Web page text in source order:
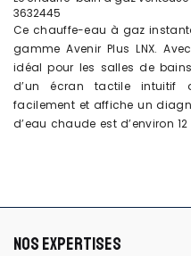
3632445
Ce chauffe-eau à gaz
gamme Avenir Plus LNX.
idéal pour les salles de
d’un écran tactile intuitif
facilement et affiche un
d’eau chaude est d’environ
NOS EXPERTISES